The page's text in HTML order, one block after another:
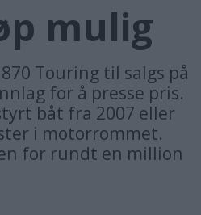
mulig
Touring til salgs på
for å presse pris.
båt fra 2007 eller
i motorrommet.
for rundt en million